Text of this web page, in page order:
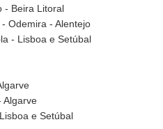
- Beira Litoral
Odemira - Alentejo
- Lisboa e Setúbal
Algarve
e Setúbal